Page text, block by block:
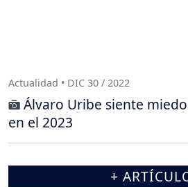
Actualidad • DIC 30 / 2022
Álvaro Uribe siente
en el 2023
+